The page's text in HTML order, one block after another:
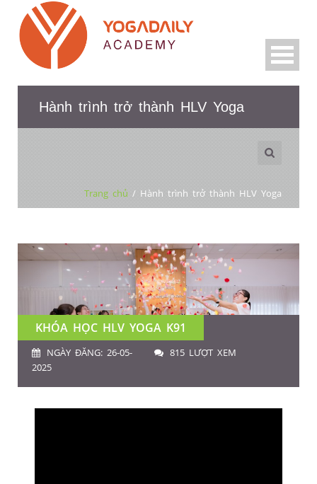
Hành trình trở thành HLV Yoga
Trang chủ / Hành trình trở thành HLV Yoga
KHÓA HỌC HLV YOGA K91
NGÀY ĐĂNG: 26-05-
2025
815 LƯỢT XEM